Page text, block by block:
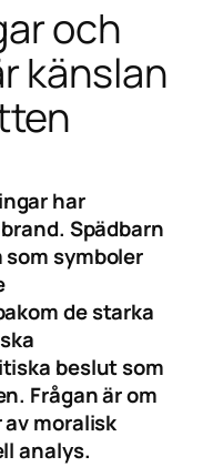
och
känslan
har
Spädbarn
symboler
de starka
beslut som
Frågan är om
moralisk
analys.